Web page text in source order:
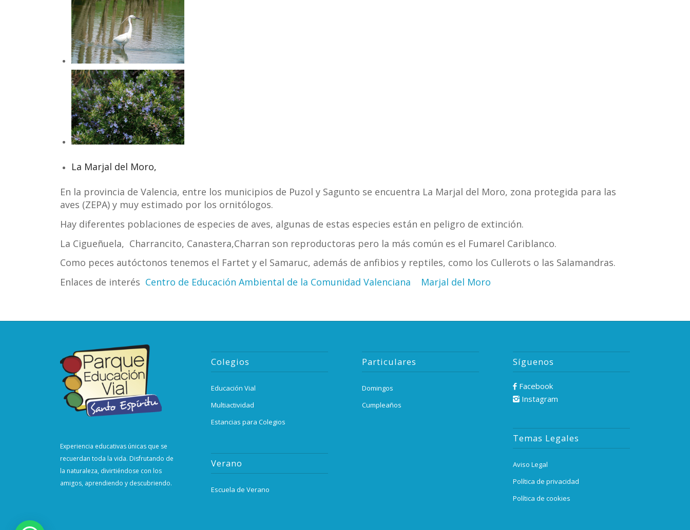
La Marjal del Moro,
En la provincia de Valencia, entre los municipios de Puzol y Sagunto se encuentra La Marjal del Moro, zona protegida para las
aves (ZEPA) y muy estimado por los ornitólogos.
Hay diferentes poblaciones de especies de aves, algunas de estas especies están en peligro de extinción.
La Cigueñuela, Charrancito, Canastera,Charran son reproductoras pero la más común es el Fumarel Cariblanco.
Como peces autóctonos tenemos el Fartet y el Samaruc, además de anfibios y reptiles, como los Cullerots o las Salamandras.
Enlaces de interés Centro de Educación Ambiental de la Comunidad Valenciana Marjal del Moro
Experiencia educativas únicas que se
recuerdan toda la vida. Disfrutando de
la naturaleza, divirtiéndose con los
amigos, aprendiendo y descubriendo.
Colegios
Educación Vial
Multiactividad
Estancias para Colegios
Verano
Escuela de Verano
Particulares
Domingos
Cumpleaños
Síguenos
Facebook
Instagram
Temas Legales
Aviso Legal
Política de privacidad
Política de cookies